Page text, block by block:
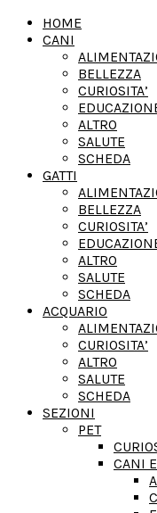
HOME
CANI
BELLEZZA
CURIOSITA’
ALTRO
SALUTE
SCHEDA
GATTI
BELLEZZA
CURIOSITA’
ALTRO
SALUTE
SCHEDA
ACQUARIO
CURIOSITA’
ALTRO
SALUTE
SCHEDA
SEZIONI
PET
CANI